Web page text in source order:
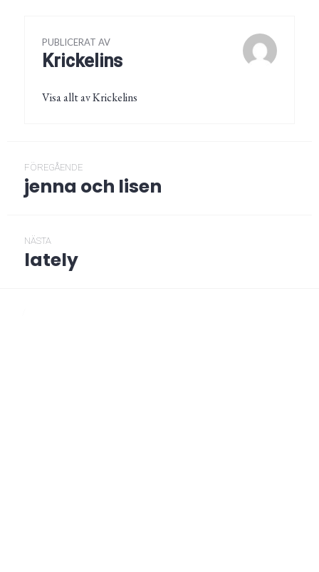
PUBLICERAT AV
Krickelins
Visa allt av Krickelins
FÖREGÅENDE
Föregående
post:
jenna och lisen
NÄSTA
Nästa
lately